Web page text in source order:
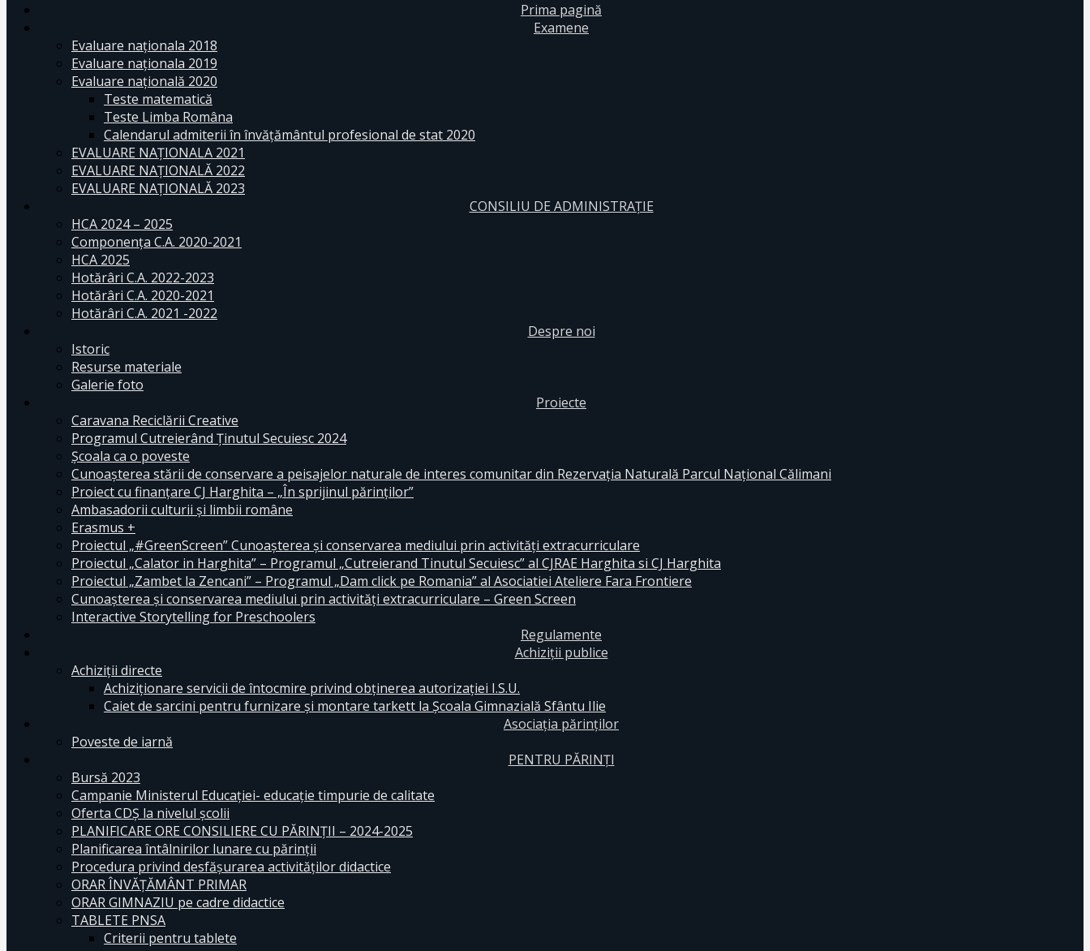
Prima pagină
Examene
Evaluare naționala 2018
Evaluare naționala 2019
Evaluare națională 2020
Teste matematică
Teste Limba Româna
Calendarul admiterii în învăţământul profesional de stat 2020
EVALUARE NAȚIONALA 2021
EVALUARE NAŢIONALĂ 2022
EVALUARE NAŢIONALĂ 2023
CONSILIU DE ADMINISTRAȚIE
HCA 2024 – 2025
Componența C.A. 2020-2021
HCA 2025
Hotărâri C.A. 2022-2023
Hotărâri C.A. 2020-2021
Hotărâri C.A. 2021 -2022
Despre noi
Istoric
Resurse materiale
Galerie foto
Proiecte
Caravana Reciclării Creative
Programul Cutreierând Ținutul Secuiesc 2024
Școala ca o poveste
Cunoaşterea stării de conservare a peisajelor naturale de interes comunitar din Rezervaţia Naturală Parcul Naţional Călimani
Proiect cu finanţare CJ Harghita – „În sprijinul părinţilor”
Ambasadorii culturii și limbii române
Erasmus +
Proiectul „#GreenScreen” Cunoașterea şi conservarea mediului prin activităţi extracurriculare
Proiectul „Calator in Harghita” – Programul „Cutreierand Tinutul Secuiesc” al CJRAE Harghita si CJ Harghita
Proiectul „Zambet la Zencani” – Programul „Dam click pe Romania” al Asociatiei Ateliere Fara Frontiere
Cunoașterea și conservarea mediului prin activități extracurriculare – Green Screen
Interactive Storytelling for Preschoolers
Regulamente
Achiziții publice
Achiziții directe
Achiziționare servicii de întocmire privind obținerea autorizației I.S.U.
Caiet de sarcini pentru furnizare și montare tarkett la Școala Gimnazială Sfântu Ilie
Asociația părinților
Poveste de iarnă
PENTRU PĂRINȚI
Bursă 2023
Campanie Ministerul Educației- educație timpurie de calitate
Oferta CDŞ la nivelul şcolii
PLANIFICARE ORE CONSILIERE CU PĂRINȚII – 2024-2025
Planificarea întâlnirilor lunare cu părinții
Procedura privind desfășurarea activităților didactice
ORAR ÎNVĂȚĂMÂNT PRIMAR
ORAR GIMNAZIU pe cadre didactice
TABLETE PNSA
Criterii pentru tablete